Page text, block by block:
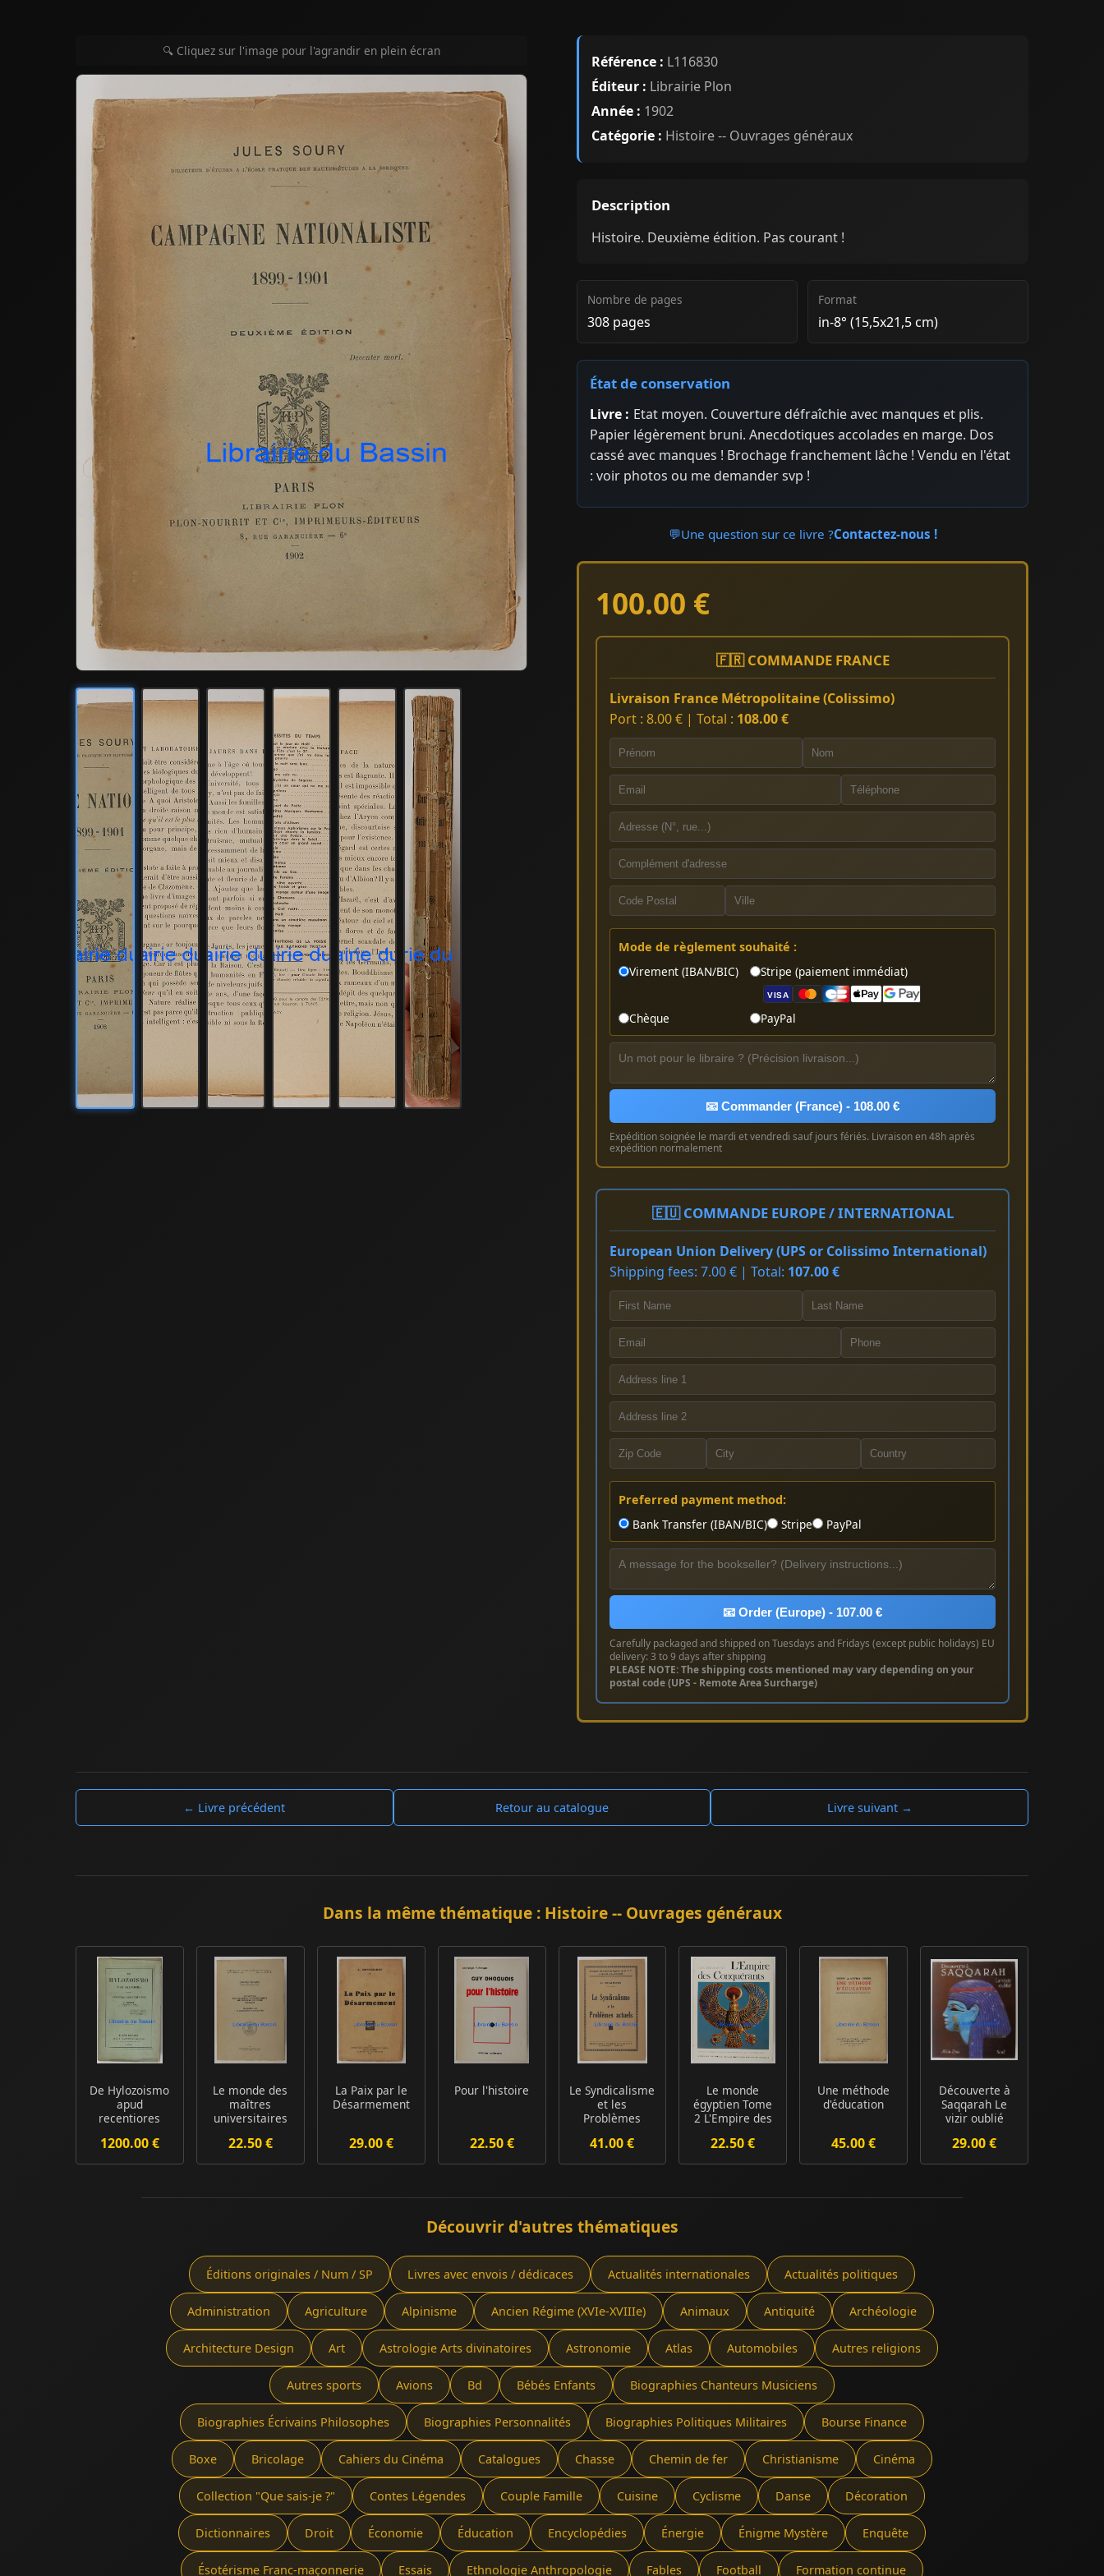
🔍 Cliquez sur l'image pour l'agrandir en plein écran
Référence : L116830
Éditeur : Librairie Plon
Année : 1902
Catégorie : Histoire -- Ouvrages généraux
Description
Histoire. Deuxième édition. Pas courant !
Nombre de pages
308 pages
Format
in-8° (15,5x21,5 cm)
État de conservation
Livre : Etat moyen. Couverture défraîchie avec manques et plis.
Papier légèrement bruni. Anecdotiques accolades en marge. Dos
cassé avec manques ! Brochage franchement lâche ! Vendu en l'état
: voir photos ou me demander svp !
💬Une question sur ce livre ?Contactez-nous !
100.00 €
🇫🇷 COMMANDE FRANCE
Livraison France Métropolitaine (Colissimo)
Port : 8.00 € | Total : 108.00 €
Mode de règlement souhaité :
Virement (IBAN/BIC)
Stripe (paiement immédiat)
VISA
Chèque PayPal
📧 Commander (France) - 108.00 €
Expédition soignée le mardi et vendredi sauf jours fériés. Livraison en 48h après
expédition normalement
🇪🇺 COMMANDE EUROPE / INTERNATIONAL
European Union Delivery (UPS or Colissimo International)
Shipping fees: 7.00 € | Total: 107.00 €
Preferred payment method:
Bank Transfer (IBAN/BIC)
Stripe PayPal
📧 Order (Europe) - 107.00 €
Carefully packaged and shipped on Tuesdays and Fridays (except public holidays) EU
delivery: 3 to 9 days after shipping
PLEASE NOTE: The shipping costs mentioned may vary depending on your
postal code (UPS - Remote Area Surcharge)
← Livre précédent Retour au catalogue Livre suivant →
Dans la même thématique : Histoire -- Ouvrages généraux
De Hylozoismo
apud
recentiores
1200.00 €
Le monde des
maîtres
universitaires
Liège...
22.50 €
La Paix par le
Désarmement
29.00 €
Pour l'histoire
22.50 €
Le Syndicalisme
et les
Problèmes
41.00 €
Le monde
égyptien Tome
2 L'Empire des
L'Egy...
22.50 €
Une méthode
d'éducation
45.00 €
Découverte à
Saqqarah Le
vizir oublié
29.00 €
Découvrir d'autres thématiques
Éditions originales / Num / SP Livres avec envois / dédicaces Actualités internationales Actualités politiques
Administration Agriculture Alpinisme Ancien Régime (XVIe-XVIIIe) Animaux Antiquité Archéologie
Architecture Design Art Astrologie Arts divinatoires Astronomie Atlas Automobiles Autres religions
Autres sports Avions Bd Bébés Enfants Biographies Chanteurs Musiciens
Biographies Écrivains Philosophes Biographies Personnalités Biographies Politiques Militaires Bourse Finance
Boxe Bricolage Cahiers du Cinéma Catalogues Chasse Chemin de fer Christianisme Cinéma
Collection "Que sais-je ?" Contes Légendes Couple Famille Cuisine Cyclisme Danse Décoration
Dictionnaires Droit Économie Éducation Encyclopédies Énergie Énigme Mystère Enquête
Ésotérisme Franc-maçonnerie Essais Ethnologie Anthropologie Fables Football Formation continue